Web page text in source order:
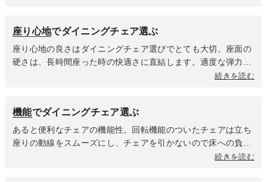
アはテーブルの中にチェアをしまえるのかどうかに影響する肘
掛けの高さとダイニングテーブル天板下までの高さ確認を忘れ
ずに。全体のサイズだけでなく、座る部分の有効スペースがど
のくらい確保できるのかで座り心地が変わるため、事前に確認
座り心地でダイニングチェア選ぶ
座り心地の良さはダイニングチェア選びでとても大切。座面の
硬さは、長時間座った時の快適さに直結します。適度な弾力性
があるものは長時間座ってもお尻が痛くなりにくく、姿勢も安
用が多い方や座面にクッションを敷いて使いたい方に選ばれて
います。座面や背面の素材も座り心地に影響します。ファブリ
ックは布地ならではの柔らかさがあり、通気性が良く蒸れにく
いのが特徴で、合皮はある程度の硬さを持つ素材なので、座っ
続きを読む
機能でダイニングチェア選ぶ
あると便利なチェアの機能性。回転機能のついたチェアは立ち
座りの動線をスムーズにし、チェアを引かないので床への負担
が軽減されます。昇降機能は身長や座り方の好みに合わせて最
続きを読む